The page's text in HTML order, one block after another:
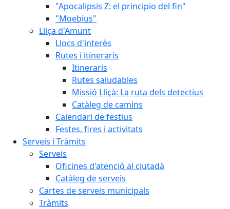
"Apocalipsis Z: el principio del fin"
"Moebius"
Lliça d'Amunt
Llocs d'interès
Rutes i itineraris
Itineraris
Rutes saludables
Missió Lliçà: La ruta dels detectius
Catàleg de camins
Calendari de festius
Festes, fires i activitats
Serveis i Tràmits
Serveis
Oficines d'atenció al ciutadà
Catàleg de serveis
Cartes de serveis municipals
Tràmits